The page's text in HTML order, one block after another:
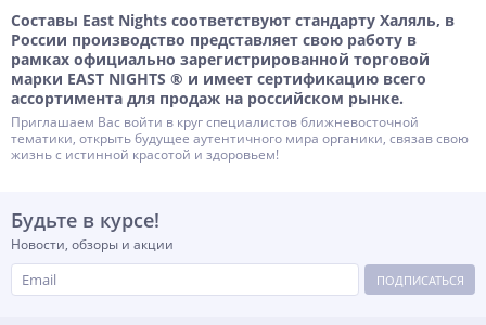
Составы East Nights соответствуют стандарту Халяль, в
России производство представляет свою работу в
рамках официально зарегистрированной торговой
марки EAST NIGHTS ® и имеет сертификацию всего
ассортимента для продаж на российском рынке.
Приглашаем Вас войти в круг специалистов ближневосточной
тематики, открыть будущее аутентичного мира органики, связав свою
жизнь с истинной красотой и здоровьем!
Будьте в курсе!
Новости, обзоры и акции
ПОДПИСАТЬСЯ